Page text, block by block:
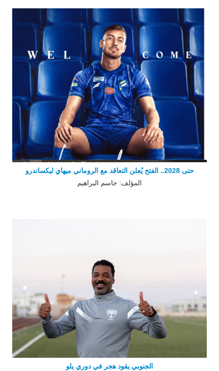
حتى ‏‏2028.. الفتح يُعلن التعاقد مع الروماني ميهاي ليكساندرو
المؤلف: جاسم البراهيم
الجنوبي يقود هجر في دوري يلو